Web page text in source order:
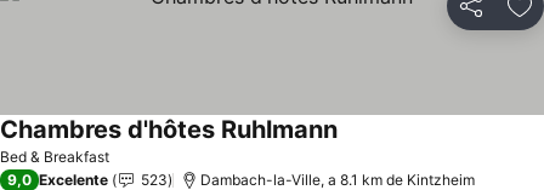
Partilhar
Bed & Breakfast
Chambres d'hôtes Ruhlmann
9,0 Excelente 523 Dambach-la-Ville, a 8.1 km de Kintzheim